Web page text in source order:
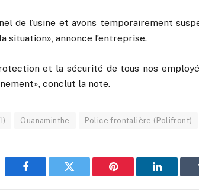
de l’usine et avons temporairement
situation», annonce l’entreprise.
et la sécurité de tous nos
conclut la note.
Ouanaminthe Police frontalière (Polifront)
Facebook Twitter Pinterest LinkedIn